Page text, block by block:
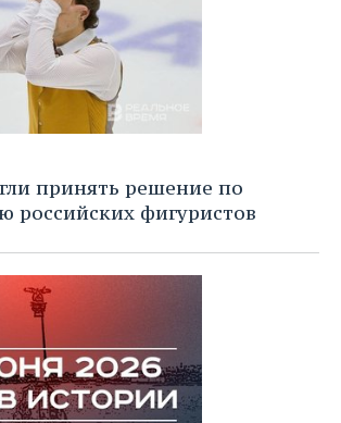
принять решение по
российских фигуристов